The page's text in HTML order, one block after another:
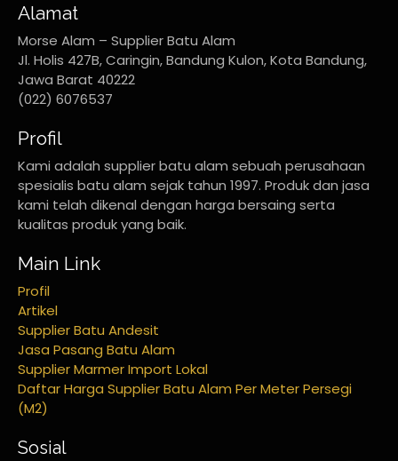
Alamat
Morse Alam – Supplier Batu Alam
Jl. Holis 427B, Caringin, Bandung Kulon, Kota Bandung,
Jawa Barat 40222
(022) 6076537
Profil
Kami adalah supplier batu alam sebuah perusahaan
spesialis batu alam sejak tahun 1997. Produk dan jasa
kami telah dikenal dengan harga bersaing serta
kualitas produk yang baik.
Main Link
Profil
Artikel
Supplier Batu Andesit
Jasa Pasang Batu Alam
Supplier Marmer Import Lokal
Daftar Harga Supplier Batu Alam Per Meter Persegi
(M2)
Sosial